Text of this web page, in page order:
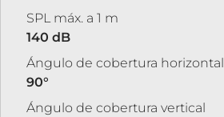
SPL máx. a 1 m
140 dB
Ángulo de cobertura horizontal
90°
Ángulo de cobertura vertical